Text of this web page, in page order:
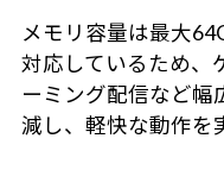
メモリ容量は最大
対応しているため、
ーミング配信など幅
減し、軽快な動作を